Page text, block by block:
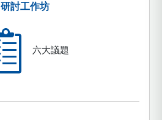
研討工作坊
六大議題